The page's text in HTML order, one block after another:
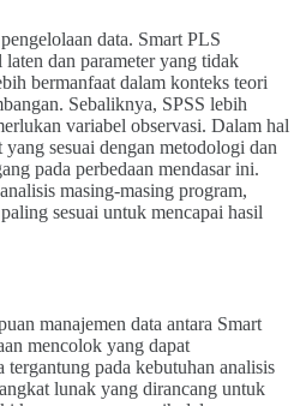
data. Smart PLS
dan parameter yang tidak
bermanfaat dalam konteks teori
Sebaliknya, SPSS lebih
variabel observasi. Dalam hal
sesuai dengan metodologi dan
pada perbedaan mendasar ini.
masing-masing program,
sesuai untuk mencapai hasil
manajemen data antara Smart
mencolok yang dapat
pada kebutuhan analisis
lunak yang dirancang untuk